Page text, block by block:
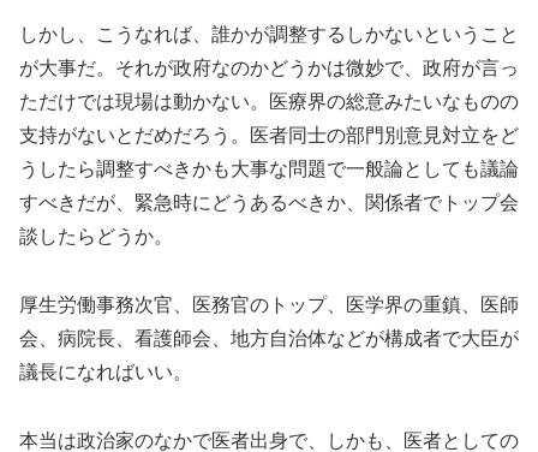
しかし、こうなれば、誰かが調整するしかないということ
が大事だ。それが政府なのかどうかは微妙で、政府が言っ
ただけでは現場は動かない。医療界の総意みたいなものの
支持がないとだめだろう。医者同士の部門別意見対立をど
うしたら調整すべきかも大事な問題で一般論としても議論
すべきだが、緊急時にどうあるべきか、関係者でトップ会
談したらどうか。
厚生労働事務次官、医務官のトップ、医学界の重鎮、医師
会、病院長、看護師会、地方自治体などが構成者で大臣が
議長になればいい。
本当は政治家のなかで医者出身で、しかも、医者としての